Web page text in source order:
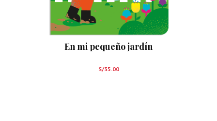
En mi pequeño jardín
S/35.00